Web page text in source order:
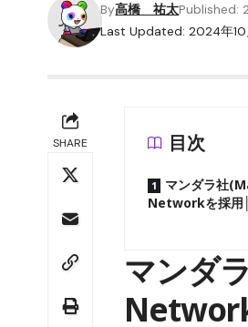
Last Updated: 2024年10
By高橋 祐太Published:
SHARE 目次
マンダラ社
Networkを採用
マンダ